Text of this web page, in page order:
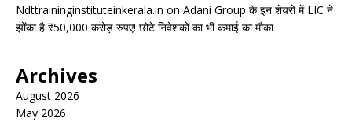
Ndttraininginstituteinkerala.in on Adani Group के इन शेयरों में LIC ने
झोंका है ₹50,000 करोड़ रुपए! छोटे निवेशकों का भी कमाई का मौका
Archives
August 2026
May 2026